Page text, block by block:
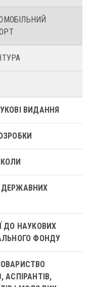
ВИДАННЯ
ДЕРЖАВНИХ
ДО НАУКОВИХ
ФОНДУ
АСПІРАНТІВ,